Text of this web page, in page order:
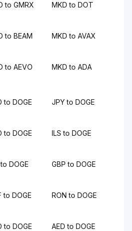
to GMRX MKD to DOT
to BEAM MKD to AVAX
to AEVO MKD to ADA
to DOGE JPY to DOGE
to DOGE ILS to DOGE
DOGE GBP to DOGE
to DOGE RON to DOGE
to DOGE AED to DOGE